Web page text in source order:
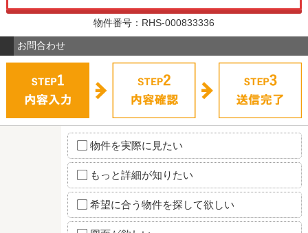
物件番号：RHS-000833336
お問合わせ
物件を実際に見たい
もっと詳細が知りたい
希望に合う物件を探して欲しい